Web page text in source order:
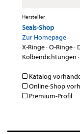
Hersteller
Seals-Shop
Zur Homepage
X-Ringe·O-Ringe·
Kolbendichtungen ·
Katalog
Online-Shop
Premium-Profil